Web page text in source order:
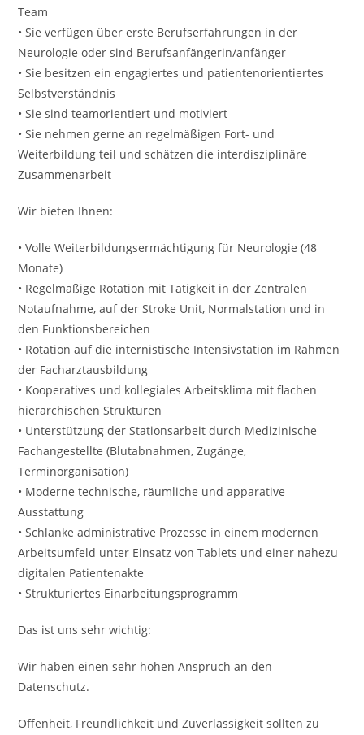
Team
• Sie verfügen über erste Berufserfahrungen in der
Neurologie oder sind Berufsanfängerin/anfänger
• Sie besitzen ein engagiertes und patientenorientiertes
Selbstverständnis
• Sie sind teamorientiert und motiviert
• Sie nehmen gerne an regelmäßigen Fort- und
Weiterbildung teil und schätzen die interdisziplinäre
Zusammenarbeit
Wir bieten Ihnen:
• Volle Weiterbildungsermächtigung für Neurologie (48
Monate)
• Regelmäßige Rotation mit Tätigkeit in der Zentralen
Notaufnahme, auf der Stroke Unit, Normalstation und in
den Funktionsbereichen
• Rotation auf die internistische Intensivstation im Rahmen
der Facharztausbildung
• Kooperatives und kollegiales Arbeitsklima mit flachen
hierarchischen Strukturen
• Unterstützung der Stationsarbeit durch Medizinische
Fachangestellte (Blutabnahmen, Zugänge,
Terminorganisation)
• Moderne technische, räumliche und apparative
Ausstattung
• Schlanke administrative Prozesse in einem modernen
Arbeitsumfeld unter Einsatz von Tablets und einer nahezu
digitalen Patientenakte
• Strukturiertes Einarbeitungsprogramm
Das ist uns sehr wichtig:
Wir haben einen sehr hohen Anspruch an den
Datenschutz.
Offenheit, Freundlichkeit und Zuverlässigkeit sollten zu